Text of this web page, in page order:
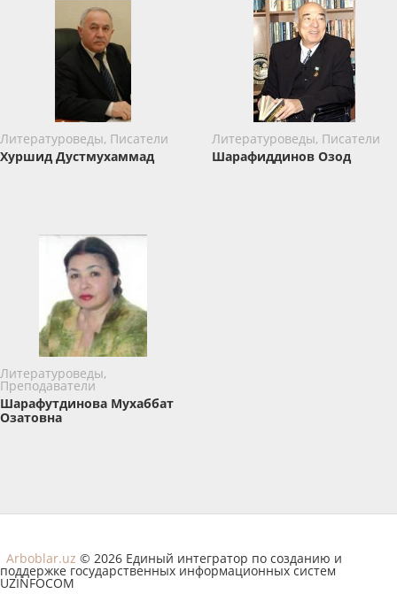
Литературоведы, Писатели
Хуршид Дустмухаммад
Литературоведы, Писатели
Шарафиддинов Озод
Литературоведы,
Преподаватели
Шарафутдинова Мухаббат
Озатовна
Arboblar.uz © 2026 Единый интегратор по созданию и
поддержке государственных информационных систем
UZINFOCOM